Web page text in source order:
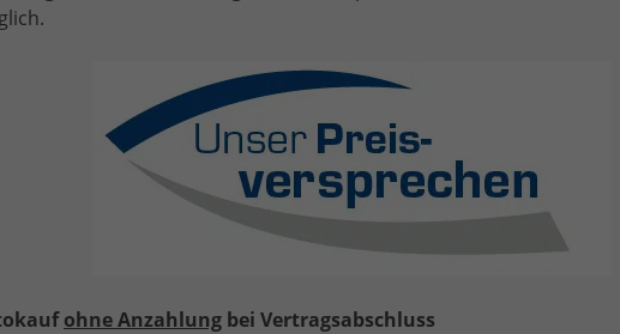
PDF-Datei, Fahrzeugexposé drucken
Fabia PDF-Datei,
"Selection" (1) LIEFERUNG KOSTENLOS! ANGEBOT FÜR
MENSCHEN MIT BEHINDERUNG AB 50%! LIEFERUNG
KOSTENLOS! 1.0 MPI 80PS, LED-Scheinwerfer, M-
Lederlenkrad, Nebelscheinwerfer, Parksensoren hinten,
Sitzheizung, Tempomat, Klimaanlage, Infotainment 8",
ohne Anzahlung bei Vertragsabschluss